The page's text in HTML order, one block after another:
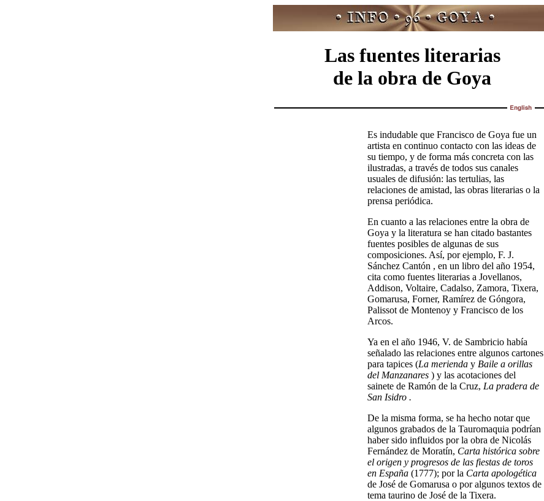
Las fuentes literarias
de la obra de Goya
Es indudable que Francisco de Goya fue un
artista en continuo contacto con las ideas de
su tiempo, y de forma más concreta con las
ilustradas, a través de todos sus canales
usuales de difusión: las tertulias, las
relaciones de amistad, las obras literarias o la
prensa periódica.
En cuanto a las relaciones entre la obra de
Goya y la literatura se han citado bastantes
fuentes posibles de algunas de sus
composiciones. Así, por ejemplo, F. J.
Sánchez Cantón , en un libro del año 1954,
cita como fuentes literarias a Jovellanos,
Addison, Voltaire, Cadalso, Zamora, Tixera,
Gomarusa, Forner, Ramírez de Góngora,
Palissot de Montenoy y Francisco de los
Arcos.
Ya en el año 1946, V. de Sambricio había
señalado las relaciones entre algunos cartones
para tapices (La merienda y Baile a orillas
del Manzanares ) y las acotaciones del
sainete de Ramón de la Cruz, La pradera de
San Isidro .
De la misma forma, se ha hecho notar que
algunos grabados de la Tauromaquia podrían
haber sido influidos por la obra de Nicolás
Fernández de Moratín, Carta histórica sobre
el origen y progresos de las fiestas de toros
en España (1777); por la Carta apologética
de José de Gomarusa o por algunos textos de
tema taurino de José de la Tixera.